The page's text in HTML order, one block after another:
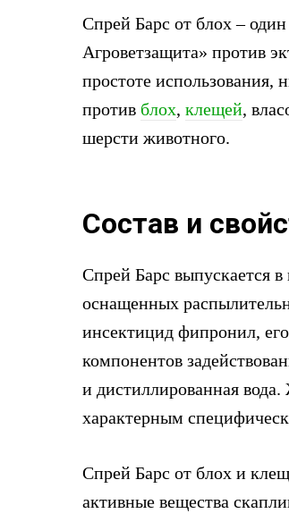
Спрей Барс от блох –
Агроветзащита» против
простоте использования,
против блох, клещей,
шерсти животного.
Состав и
Спрей Барс выпускается
оснащенных
инсектицид фипронил,
компонентов
и дистиллированная
характерным
Спрей Барс от блох и
активные вещества